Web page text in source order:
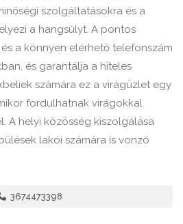
szolgáltatásokra és a
a hangsúlyt. A pontos
a könnyen elérhető telefonszám
és garantálja a hiteles
számára ez a virágüzlet egy
fordulhatnak virágokkal
A helyi közösség kiszolgálása
lakói számára is vonzó
3674473398